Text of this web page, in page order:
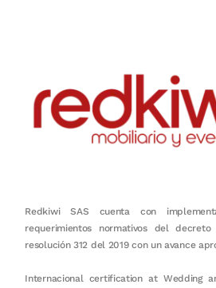
Redkiwi SAS cuenta con
requerimientos normativos del
resolución 312 del 2019 con un avance
Internacional certification at Wedding